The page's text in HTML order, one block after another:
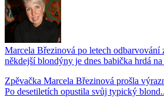
Marcela Březinová po letech odbarvování
někdejší blondýny je dnes babička hrdá
Zpěvačka Marcela Březinová prošla
Po desetiletích opustila svůj typický